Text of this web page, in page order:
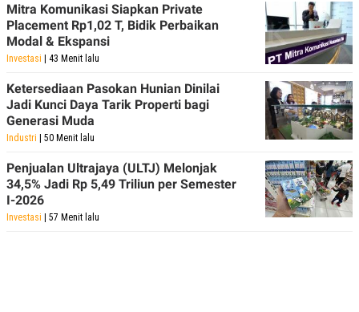
Mitra Komunikasi Siapkan Private
Placement Rp1,02 T, Bidik Perbaikan
Modal & Ekspansi
Investasi | 43 Menit lalu
Ketersediaan Pasokan Hunian Dinilai
Jadi Kunci Daya Tarik Properti bagi
Generasi Muda
Industri | 50 Menit lalu
Penjualan Ultrajaya (ULTJ) Melonjak
34,5% Jadi Rp 5,49 Triliun per Semester
I-2026
Investasi | 57 Menit lalu